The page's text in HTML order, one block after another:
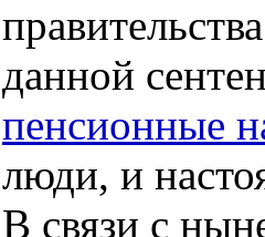
данной
пенсионные
люди, и
В связи с